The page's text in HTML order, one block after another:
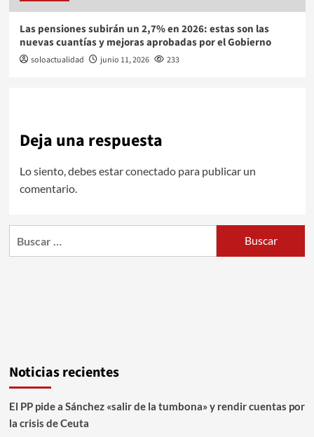
Las pensiones subirán un 2,7% en 2026: estas son las
nuevas cuantías y mejoras aprobadas por el Gobierno
soloactualidad junio 11, 2026 233
Deja una respuesta
Lo siento, debes estarconectadopara publicar un
comentario.
Noticias recientes
El PP pide a Sánchez «salir de la tumbona» y rendir cuentas por
la crisis de Ceuta